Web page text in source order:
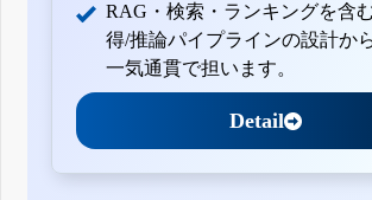
RAG・検索・ランキングを含
得/推論パイプラインの設計か
一気通貫で担います。
Detail